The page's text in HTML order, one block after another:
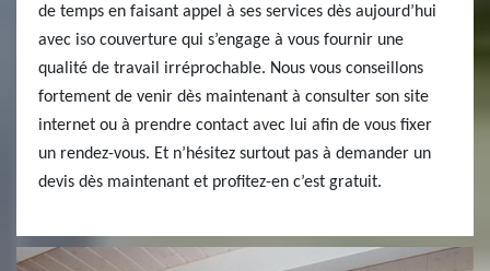
de temps en faisant appel à ses services dès aujourd’hui
avec iso couverture qui s’engage à vous fournir une
qualité de travail irréprochable. Nous vous conseillons
fortement de venir dès maintenant à consulter son site
internet ou à prendre contact avec lui afin de vous fixer
un rendez-vous. Et n’hésitez surtout pas à demander un
devis dès maintenant et profitez-en c’est gratuit.